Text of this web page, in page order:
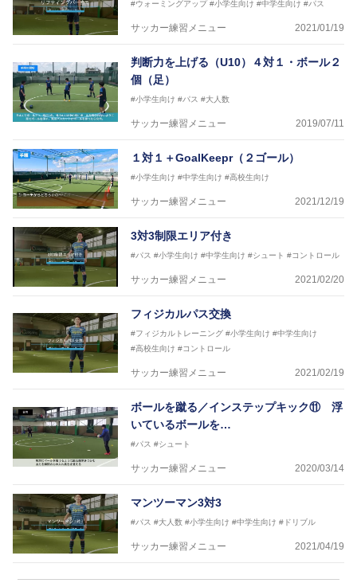
#ウォーミングアップ #小学生向け #中学生向け #パス
サッカー練習メニュー 2021/01/19
判断力を上げる（U10）４対１・ボール２
個（足）
#小学生向け #パス #大人数
サッカー練習メニュー 2019/07/11
１対１＋GoalKeepr（２ゴール）
#小学生向け #中学生向け #高校生向け
サッカー練習メニュー 2021/12/19
3対3制限エリア付き
#パス #小学生向け #中学生向け #シュート #コントロール
サッカー練習メニュー 2021/02/20
フィジカルパス交換
#フィジカルトレーニング #小学生向け #中学生向け
#高校生向け #コントロール
サッカー練習メニュー 2021/02/19
ボールを蹴る／インステップキック⑪ 浮
いているボールを…
#パス #シュート
サッカー練習メニュー 2020/03/14
マンツーマン3対3
#パス #大人数 #小学生向け #中学生向け #ドリブル
サッカー練習メニュー 2021/04/19